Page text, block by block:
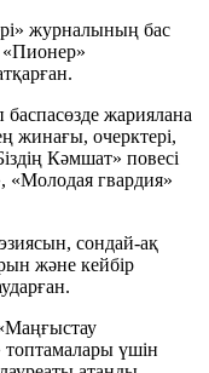
журналының бас
жариялана
жинағы, очерктері,
Кәмшат» повесі
гвардия»
сондай-ақ
және кейбір
үшін